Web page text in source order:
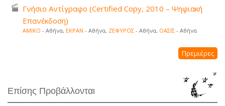
Γνήσιο Αντίγραφο (Certified Copy, 2010 – Ψηφιακή
Επανέκδοση)
ΑΜΙΚΟ - Αθήνα, ΕΚΡΑΝ - Αθήνα, ΖΕΦΥΡΟΣ - Αθήνα, ΟΑΣΙΣ - Αθήνα
Πρεμιέρες
Επίσης Προβάλλονται